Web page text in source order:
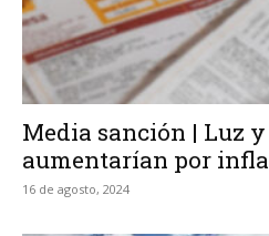
Media sanción | Luz
aumentarían por
16 de agosto, 2024